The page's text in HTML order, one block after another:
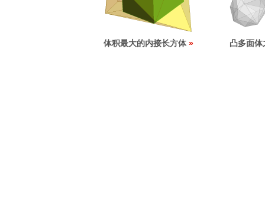
体积最大的内接长方体 凸多面